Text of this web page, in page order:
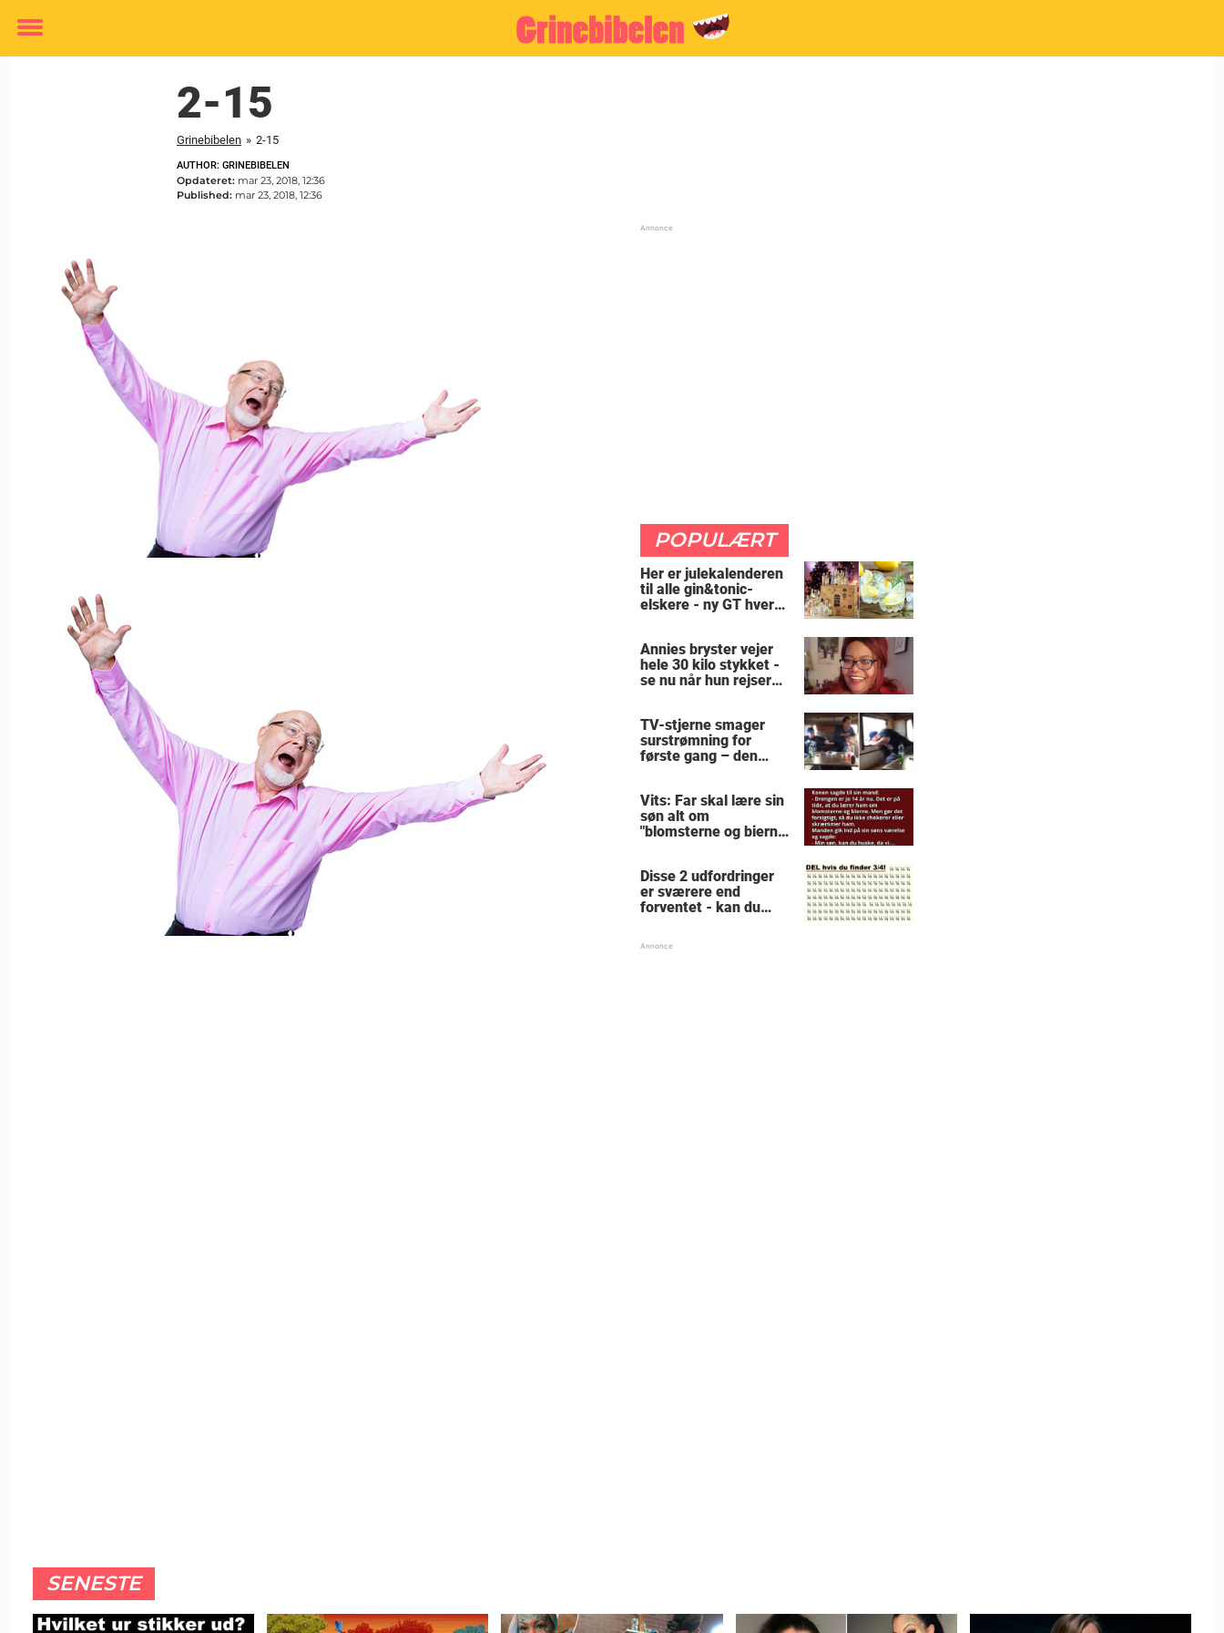
Toggle
2-15
Grinebibelen » 2-15
AUTHOR: GRINEBIBELEN
Opdateret: mar 23, 2018, 12:36
Published: mar 23, 2018, 12:36
POPULÆRT
Her er julekalenderen
til alle gin&tonic-
elskere - ny GT hver
Annies bryster vejer
hele 30 kilo stykket -
se nu når hun rejser
TV-stjerne smager
surstrømning for
første gang – den
skrige af grin
Vits: Far skal lære sin
søn alt om
"blomsterne og bierne"
skilsmisse
Disse 2 udfordringer
er sværere end
forventet - kan du
SENESTE